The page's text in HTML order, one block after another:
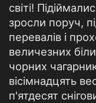
світі!
зросли поруч,
перевалів і
величезних
чорних
вісімнадцять
п'ятдесят